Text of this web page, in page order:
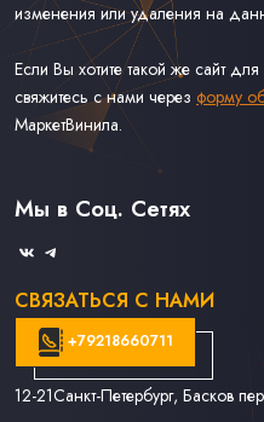
изменения или удаления на
Если Вы хотите такой же сайт
свяжитесь с нами через форму
МаркетВинила.
Каталог Винила, CD и Кассет
Доставка и Оплата
Мы в Соц. Сетях
СВЯЗАТЬСЯ С НАМИ
+79218660711
12-21Санкт-Петербург, Басков